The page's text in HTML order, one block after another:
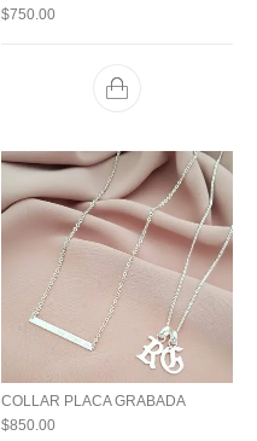
$750.00
COLLAR PLACA GRABADA
$850.00